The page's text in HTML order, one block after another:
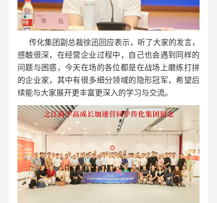
传化集团副总裁徐迅回应表示，听了大家的发言，
感触很深，在经营企业过程中，自己也会遇到同样的
问题与困惑，今天在场的各位都是在战场上磨练打拼
的企业家，其中有很多细分领域的隐形冠军，希望后
续能与大家展开更丰富更深入的学习与交流。